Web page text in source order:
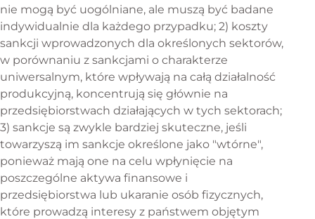
Międzynarodowe
wyzwania stojące przed
Unią Europejską
nie mogą być uogólniane, ale muszą być badane
indywidualnie dla każdego przypadku; 2) koszty
sankcji wprowadzonych dla określonych sektorów,
w porównaniu z sankcjami o charakterze
uniwersalnym, które wpływają na całą działalność
produkcyjną, koncentrują się głównie na
przedsiębiorstwach działających w tych sektorach;
3) sankcje są zwykle bardziej skuteczne, jeśli
towarzyszą im sankcje określone jako "wtórne",
ponieważ mają one na celu wpłynięcie na
poszczególne aktywa finansowe i
przedsiębiorstwa lub ukaranie osób fizycznych,
które prowadzą interesy z państwem objętym